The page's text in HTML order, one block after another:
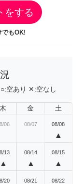
をする
でもOK!
○:空あり ✕:空なし
木 金 土
06 08/07 08/08
▲
13
▲
08/14
▲
08/15
▲
20 08/21 08/22